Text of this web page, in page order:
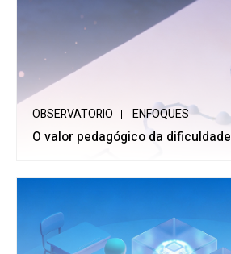
OBSERVATORIO ENFOQUES
O valor pedagógico da dificuldade